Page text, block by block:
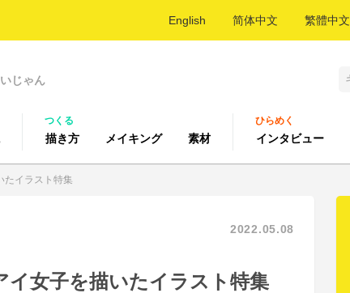
English 简体中文 繁體中文
じゃん
つくる
描き方 メイキング 素材
ひらめく
インタビュー
たイラスト特集
2022.05.08
女子を描いたイラスト特集